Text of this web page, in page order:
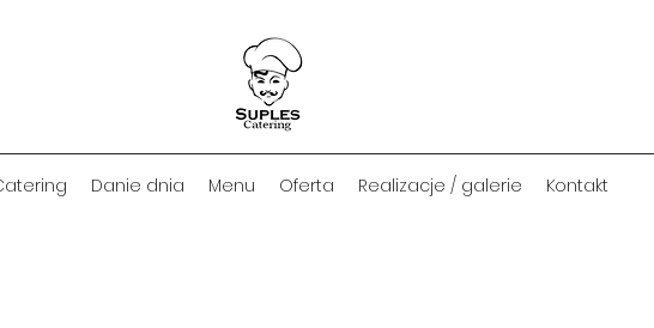
Danie dnia Menu Oferta Realizacje / galerie Kontakt